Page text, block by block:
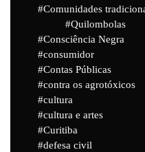
Comunidades
Quilombolas
Consciência Negra
consumidor
Contas Públicas
contra os agrotóxicos
cultura
cultura e artes
Curitiba
defesa civil